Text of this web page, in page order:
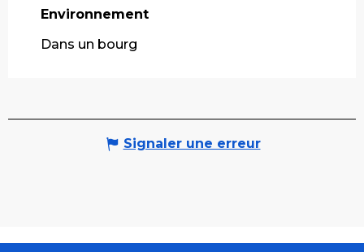
Environnement
Environnement
Dans un bourg
Signaler une erreur